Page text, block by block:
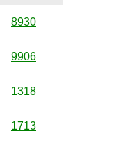
8930
9906
1318
1713